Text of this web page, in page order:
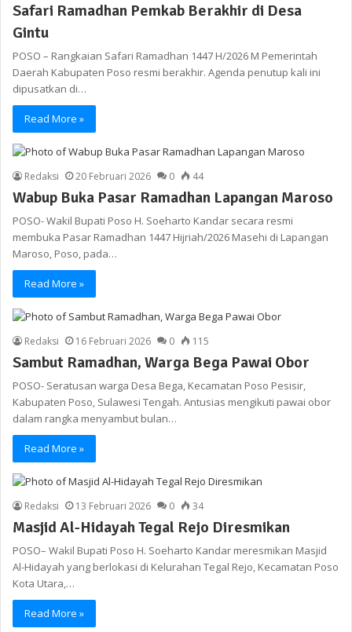
Safari Ramadhan Pemkab Berakhir di Desa
Gintu
POSO – Rangkaian Safari Ramadhan 1447 H/2026 M Pemerintah
Daerah Kabupaten Poso resmi berakhir. Agenda penutup kali ini
dipusatkan di…
Read More »
Redaksi 20 Februari 2026 0 44
Wabup Buka Pasar Ramadhan Lapangan Maroso
POSO- Wakil Bupati Poso H. Soeharto Kandar secara resmi
membuka Pasar Ramadhan 1447 Hijriah/2026 Masehi di Lapangan
Maroso, Poso, pada…
Read More »
Redaksi 16 Februari 2026 0 115
Sambut Ramadhan, Warga Bega Pawai Obor
POSO- Seratusan warga Desa Bega, Kecamatan Poso Pesisir,
Kabupaten Poso, Sulawesi Tengah. Antusias mengikuti pawai obor
dalam rangka menyambut bulan…
Read More »
Redaksi 13 Februari 2026 0 34
Masjid Al-Hidayah Tegal Rejo Diresmikan
POSO– Wakil Bupati Poso H. Soeharto Kandar meresmikan Masjid
Al-Hidayah yang berlokasi di Kelurahan Tegal Rejo, Kecamatan Poso
Kota Utara,…
Read More »